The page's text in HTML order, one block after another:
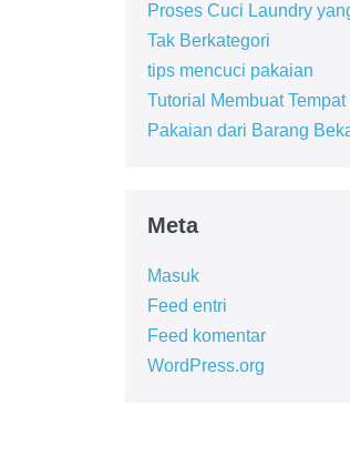
Proses Cuci Laundry
Tak Berkategori
tips mencuci pakaian
Tutorial Membuat
Pakaian dari Barang
Meta
Masuk
Feed entri
Feed komentar
WordPress.org